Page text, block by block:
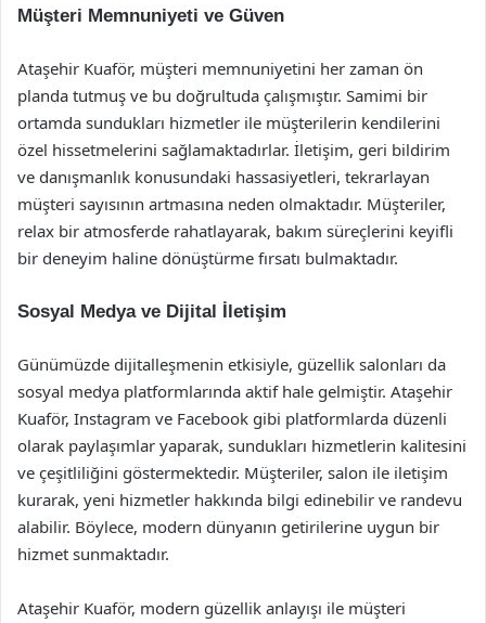
Müşteri Memnuniyeti ve Güven
Ataşehir Kuaför, müşteri memnuniyetini her zaman ön
planda tutmuş ve bu doğrultuda çalışmıştır. Samimi bir
ortamda sundukları hizmetler ile müşterilerin kendilerini
özel hissetmelerini sağlamaktadırlar. İletişim, geri bildirim
ve danışmanlık konusundaki hassasiyetleri, tekrarlayan
müşteri sayısının artmasına neden olmaktadır. Müşteriler,
relax bir atmosferde rahatlayarak, bakım süreçlerini keyifli
bir deneyim haline dönüştürme fırsatı bulmaktadır.
Sosyal Medya ve Dijital İletişim
Günümüzde dijitalleşmenin etkisiyle, güzellik salonları da
sosyal medya platformlarında aktif hale gelmiştir. Ataşehir
Kuaför, Instagram ve Facebook gibi platformlarda düzenli
olarak paylaşımlar yaparak, sundukları hizmetlerin kalitesini
ve çeşitliliğini göstermektedir. Müşteriler, salon ile iletişim
kurarak, yeni hizmetler hakkında bilgi edinebilir ve randevu
alabilir. Böylece, modern dünyanın getirilerine uygun bir
hizmet sunmaktadır.
Ataşehir Kuaför, modern güzellik anlayışı ile müşteri